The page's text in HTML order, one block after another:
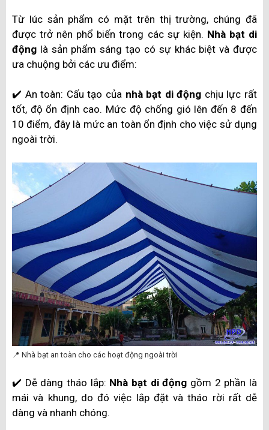
Từ lúc sản phẩm có mặt trên thị trường, chúng đã
được trở nên phổ biến trong các sự kiện. Nhà bạt di
động là sản phẩm sáng tạo có sự khác biệt và được
ưa chuộng bởi các ưu điểm:
✔️ An toàn: Cấu tạo của nhà bạt di động chịu lực rất
tốt, độ ổn định cao. Mức độ chống gió lên đến 8 đến
10 điểm, đây là mức an toàn ổn định cho việc sử dụng
ngoài trời.
📍 Nhà bạt an toàn cho các hoạt động ngoài trời
✔️ Dễ dàng tháo lắp: Nhà bạt di động gồm 2 phần là
mái và khung, do đó việc lắp đặt và tháo rời rất dễ
dàng và nhanh chóng.